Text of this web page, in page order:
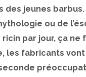
des jeunes
ou de
ricin par jour, ça
les fabricants